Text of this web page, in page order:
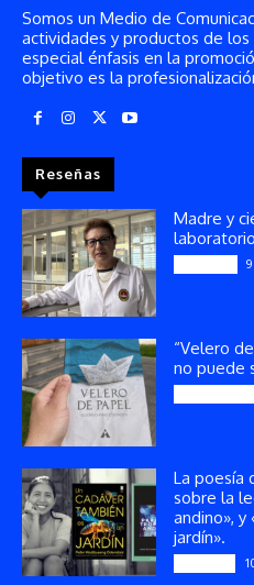
Somos un Medio de
actividades y productos de
especial énfasis en la
objetivo es la
Reseñas
Madre y
“Velero
no puede
La poesía
sobre la
andino», y
jardín».